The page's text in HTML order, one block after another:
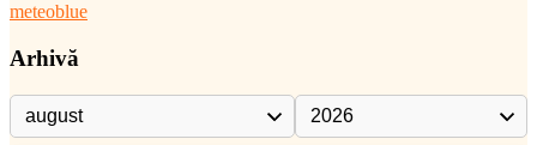
meteoblue
Arhivă